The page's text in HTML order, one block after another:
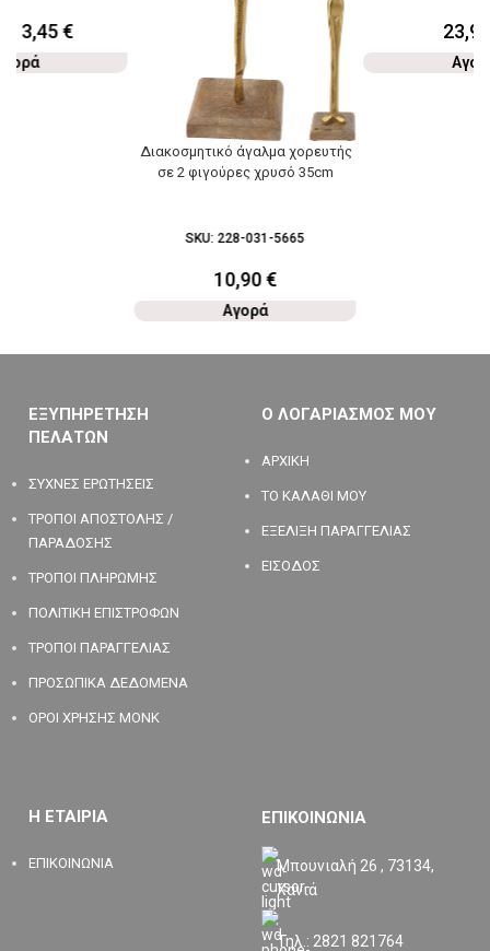
3,45€
Διακοσμητικό άγαλμα χορευτής
σε 2 φιγούρες χρυσό 35cm
SKU: 228-031-5665
10,90€
Αγορά
ΕΞΥΠΗΡΕΤΗΣΗ
ΠΕΛΑΤΩΝ
ΣΥΧΝΕΣ ΕΡΩΤΗΣΕΙΣ
ΤΡΟΠΟΙ ΑΠΟΣΤΟΛΗΣ /
ΠΑΡΑΔΟΣΗΣ
ΤΡΟΠΟΙ ΠΛΗΡΩΜΗΣ
ΠΟΛΙΤΙΚΗ ΕΠΙΣΤΡΟΦΩΝ
ΤΡΟΠΟΙ ΠΑΡΑΓΓΕΛΙΑΣ
ΠΡΟΣΩΠΙΚΑ ΔΕΔΟΜΕΝΑ
ΟΡΟΙ ΧΡΗΣΗΣ MONK
Ο ΛΟΓΑΡΙΑΣΜΟΣ ΜΟΥ
ΑΡΧΙΚΗ
ΤΟ ΚΑΛΑΘΙ ΜΟΥ
ΕΞΕΛΙΞΗ ΠΑΡΑΓΓΕΛΙΑΣ
ΕΙΣΟΔΟΣ
Η ΕΤΑΙΡΙΑ
ΕΠΙΚΟΙΝΩΝΙΑ
ΕΠΙΚΟΙΝΩΝΙΑ
Μπουνιαλή 26 , 73134,
Χανιά
Τηλ.: 2821 821764